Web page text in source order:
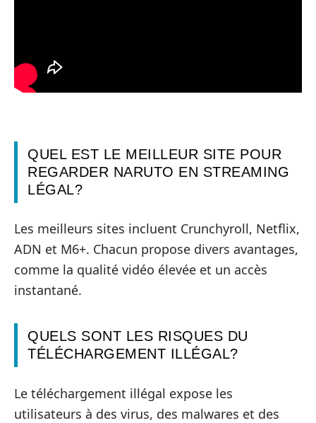
QUEL EST LE MEILLEUR SITE POUR
REGARDER NARUTO EN STREAMING
LÉGAL?
Les meilleurs sites incluent Crunchyroll, Netflix,
ADN et M6+. Chacun propose divers avantages,
comme la qualité vidéo élevée et un accès
instantané.
QUELS SONT LES RISQUES DU
TÉLÉCHARGEMENT ILLÉGAL?
Le téléchargement illégal expose les
utilisateurs à des virus, des malwares et des